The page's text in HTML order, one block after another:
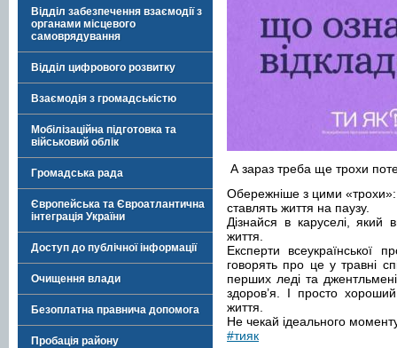
Відділ забезпечення взаємодії з
органами місцевого
самоврядування
Відділ цифрового розвитку
Взаємодія з громадськістю
Мобілізаційна підготовка та
військовий облік
Громадська рада
Європейська та Євроатлантична
інтеграція України
Доступ до публічної інформації
Очищення влади
Безоплатна правнича допомога
Пробація району
А зараз треба ще трохи
Обережніше з цими «трохи»:
ставлять життя на паузу.
Дізнайся в каруселі, який
життя.
Експерти всеукраїнської
говорять про це у травні
перших леді та
здоров’я. І просто
життя.
Не чекай ідеального
#тияк